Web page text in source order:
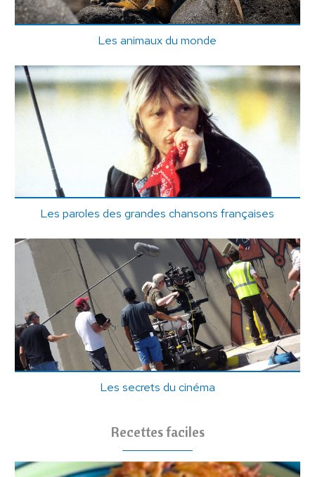
Les animaux du monde
Les paroles des grandes chansons françaises
Les secrets du cinéma
Recettes faciles